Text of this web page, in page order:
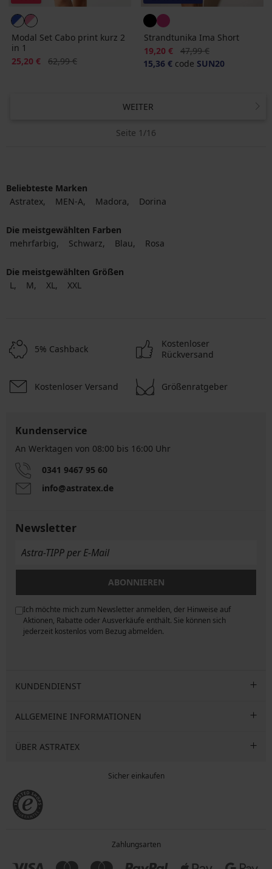
Modal Set Cabo print kurz 2
in 1
Rabatt
25,20 € Alter Preis
62,99 €
Strandtunika Ima Short
Rabatt
19,20 € Alter Preis
47,99 €
15,36 € code SUN20
WEITER
Seite 1/16
Beliebteste Marken
Astratex
MEN-A Madora Dorina
Die meistgewählten Farben
mehrfarbig
Schwarz Blau Rosa
Die meistgewählten Größen
L
M XL XXL
5% Cashback
Kostenloser
Rückversand
Kostenloser Versand Größenratgeber
Kundenservice
An Werktagen von 08:00 bis 16:00 Uhr
0341 9467 95 60
info@astratex.de
Newsletter
ABONNIEREN
Ich möchte mich zum Newsletter anmelden, der Hinweise auf
Aktionen, Rabatte oder Ausverkäufe enthält. Sie können sich
jederzeit kostenlos vom Bezug abmelden.
KUNDENDIENST
ALLGEMEINE INFORMATIONEN
ÜBER ASTRATEX
Sicher einkaufen
Zahlungsarten